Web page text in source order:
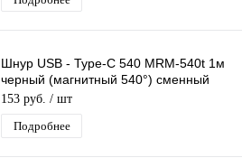
Шнур USB - Type-C 540 MRM-540t 1м
черный (магнитный 540°) сменный
разъем на магните, кабель
153 руб. / шт
Подробнее